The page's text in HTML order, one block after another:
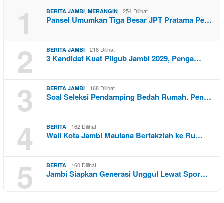
1 BERITA JAMBI MERANGIN 254 Dilihat
Pansel Umumkan Tiga Besar JPT Pratama Pe…
2 BERITA JAMBI 218 Dilihat
3 Kandidat Kuat Pilgub Jambi 2029, Penga…
3 BERITA JAMBI 168 Dilihat
Soal Seleksi Pendamping Bedah Rumah. Pen…
4 BERITA 162 Dilihat
Wali Kota Jambi Maulana Bertakziah ke Ru…
5 BERITA 160 Dilihat
Jambi Siapkan Generasi Unggul Lewat Spor…